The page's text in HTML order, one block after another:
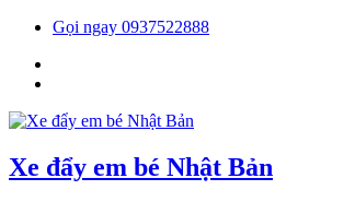
Skip
content
Gọi ngay 0937522888
Xe đẩy em bé Nhật Bản